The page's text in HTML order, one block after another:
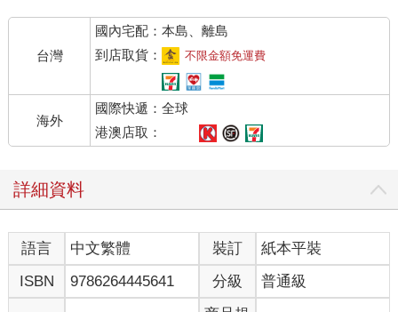
三。但試吃後購買A攤位果醬的人卻高達百分之三十。足足十倍，
碾壓啊！果醬選擇多卻反遭碾壓的原因出自：選擇困難導致決策
癱瘓（Decision Paralysis）。
果醬選擇少的反而因容易選擇促成決策效率。把果醬換成品牌就
懂了，我們的心腦迴路沒辦法容納一大堆品牌，只有少數品牌能
進入我們的評選名單，因此同類品牌必須想方設法突出自己或壓
制對手，擠進評選名單。品牌的道理在於方便我們從眾多選擇中
放容量有限的心腦迴路中，規避選擇困難。
做品牌的道理？一句話說完：「獲得青睞，打進決賽」。舉個例
子，粗放畜牧業的牧場會在自家牛隻屁股上烙專屬火印，好在大
草原上辨識出哪些是自家的牛。那烙印便具備最簡單粗暴的品牌
效果。
台灣
國內宅配：本島、離島
到店取貨：
不限金額免運費
海外
國際快遞：全球
港澳店取：
詳細資料
語言 中文繁體 裝訂
紙本平裝
ISBN
9786264445641 分級
普通級